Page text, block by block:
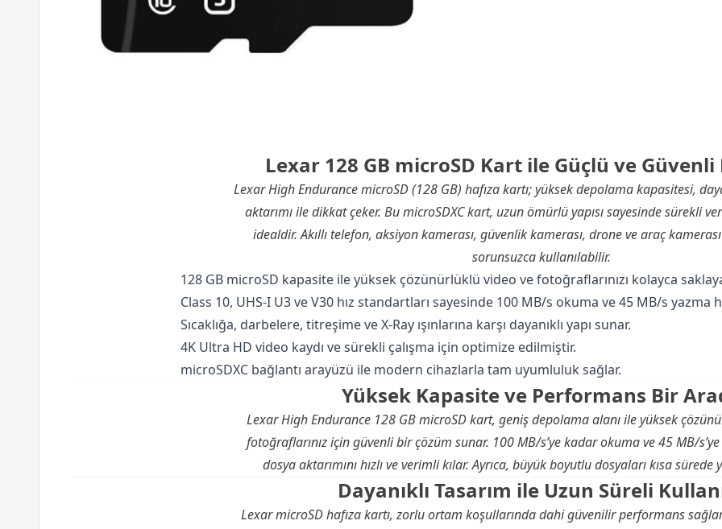
Lexar 128 GB microSD Kart ile Güçlü ve
Lexar High Endurance microSD (128 GB) hafıza kartı; yüksek depolama kapasitesi,
aktarımı ile dikkat çeker. Bu microSDXC kart, uzun ömürlü yapısı sayesinde sürekli
idealdir. Akıllı telefon, aksiyon kamerası, güvenlik kamerası, drone ve araç
sorunsuzca kullanılabilir.
128 GB microSD kapasite ile yüksek çözünürlüklü video ve fotoğraflarınızı kolayca
Class 10, UHS-I U3 ve V30 hız standartları sayesinde 100 MB/s okuma ve 45 MB/s yazma
Sıcaklığa, darbelere, titreşime ve X-Ray ışınlarına karşı dayanıklı yapı sunar.
4K Ultra HD video kaydı ve sürekli çalışma için optimize edilmiştir.
microSDXC bağlantı arayüzü ile modern cihazlarla tam uyumluluk sağlar.
Yüksek Kapasite ve Performans Bir
Lexar High Endurance 128 GB microSD kart, geniş depolama alanı ile yüksek
fotoğraflarınız için güvenli bir çözüm sunar. 100 MB/s’ye kadar okuma ve 45 MB/
dosya aktarımını hızlı ve verimli kılar. Ayrıca, büyük boyutlu dosyaları kısa
Dayanıklı Tasarım ile Uzun Süreli
Lexar microSD hafıza kartı, zorlu ortam koşullarında dahi güvenilir performans